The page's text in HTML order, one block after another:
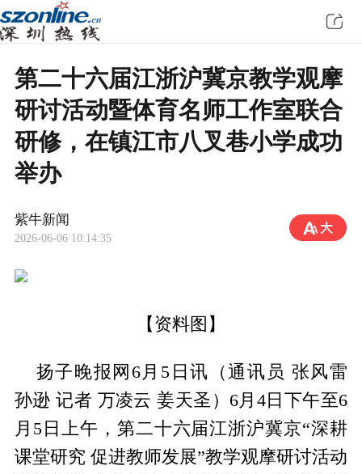
第二十六届江浙沪冀京教学观摩
研讨活动暨体育名师工作室联合
研修，在镇江市八叉巷小学成功
举办
紫牛新闻
2026-06-06 10:14:35
【资料图】
扬子晚报网6月5日讯（通讯员 张风雷
孙逊 记者 万凌云 姜天圣）6月4日下午至6
月5日上午，第二十六届江浙沪冀京“深耕
课堂研究 促进教师发展”教学观摩研讨活动